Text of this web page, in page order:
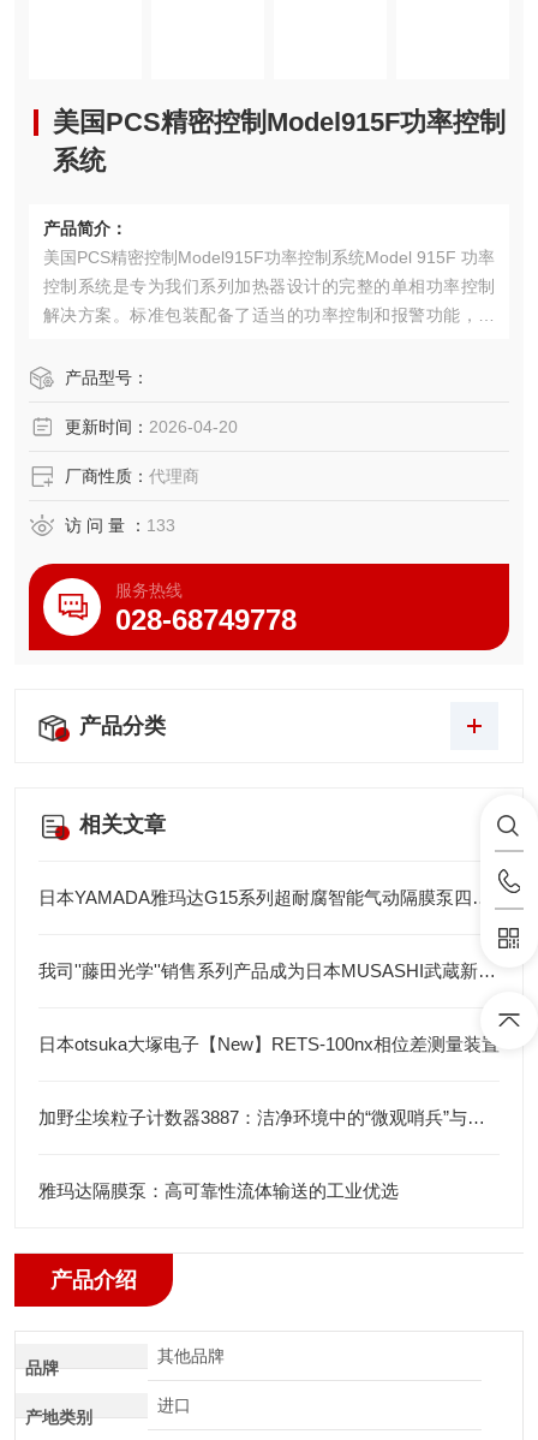
美国PCS精密控制Model915F功率控制
系统
产品简介：
美国PCS精密控制Model915F功率控制系统Model 915F 功率
控制系统是专为我们系列加热器设计的完整的单相功率控制
解决方案。标准包装配备了适当的功率控制和报警功能，以
产品型号：
更新时间： 2026-04-20
厂商性质： 代理商
访 问 量 ： 133
服务热线
028-68749778
产品分类
相关文章
日本YAMADA雅玛达G15系列超耐腐智能气动隔膜泵四川代理店
我司''藤田光学''销售系列产品成为日本MUSASHI武蔵新的代理店
日本otsuka大塚电子【New】RETS-100nx相位差测量装置
加野尘埃粒子计数器3887：洁净环境中的“微观哨兵”与洁净度“审计官”
雅玛达隔膜泵：高可靠性流体输送的工业优选
产品介绍
品牌
其他品牌
产地类别
进口